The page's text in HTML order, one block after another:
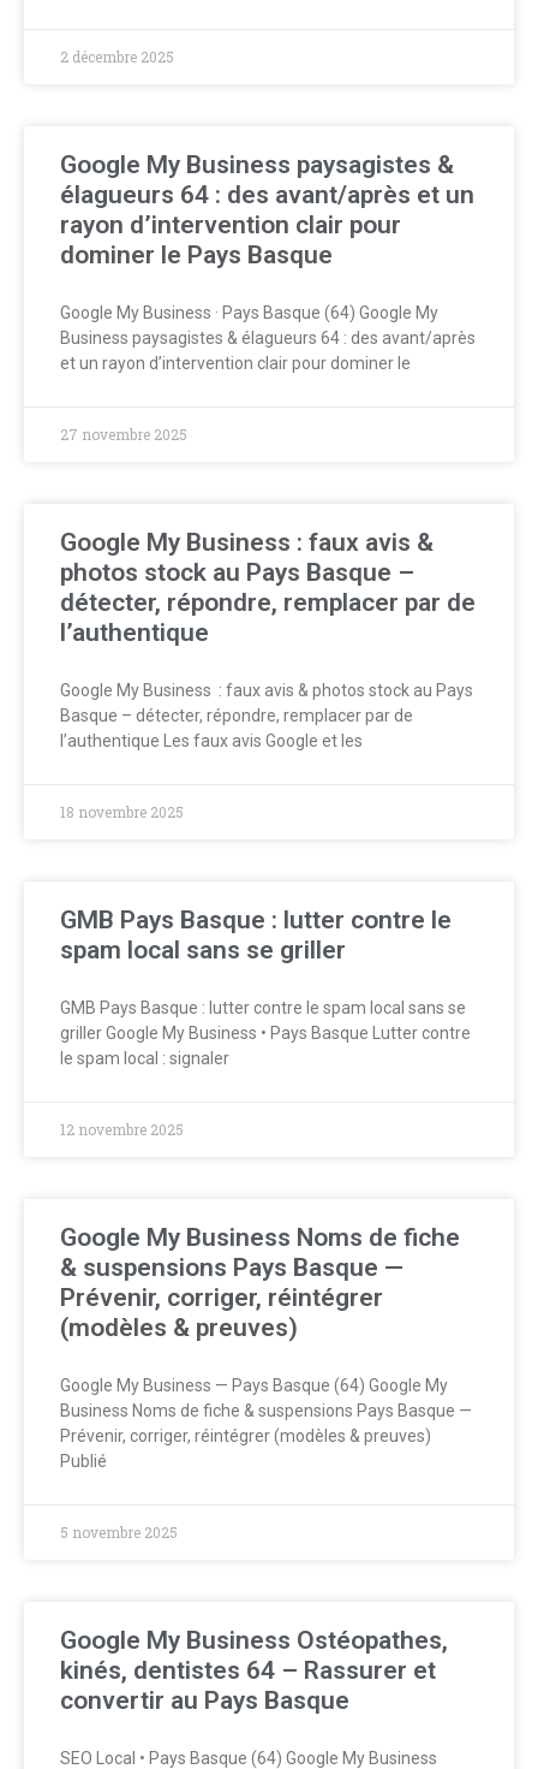
2 décembre 2025
Google My Business paysagistes &
élagueurs 64 : des avant/après et un
rayon d’intervention clair pour
dominer le Pays Basque
Google My Business · Pays Basque (64) Google My
Business paysagistes & élagueurs 64 : des avant/après
et un rayon d’intervention clair pour dominer le
27 novembre 2025
Google My Business : faux avis &
photos stock au Pays Basque –
détecter, répondre, remplacer par de
l’authentique
Google My Business : faux avis & photos stock au Pays
Basque – détecter, répondre, remplacer par de
l’authentique Les faux avis Google et les
18 novembre 2025
GMB Pays Basque : lutter contre le
spam local sans se griller
GMB Pays Basque : lutter contre le spam local sans se
griller Google My Business • Pays Basque Lutter contre
le spam local : signaler
12 novembre 2025
Google My Business Noms de fiche
& suspensions Pays Basque —
Prévenir, corriger, réintégrer
(modèles & preuves)
Google My Business — Pays Basque (64) Google My
Business Noms de fiche & suspensions Pays Basque —
Prévenir, corriger, réintégrer (modèles & preuves)
Publié
5 novembre 2025
Google My Business Ostéopathes,
kinés, dentistes 64 – Rassurer et
convertir au Pays Basque
SEO Local • Pays Basque (64) Google My Business